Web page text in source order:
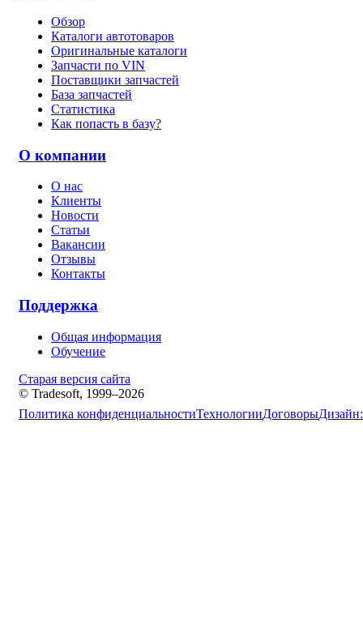
Обзор
Каталоги автотоваров
Оригинальные каталоги
Запчасти по VIN
Поставщики запчастей
База запчастей
Статистика
Как попасть в базу?
О компании
О нас
Клиенты
Новости
Статьи
Вакансии
Отзывы
Контакты
Поддержка
Общая информация
Обучение
Старая версия сайта
© Tradesoft, 1999–2026
Политика конфиденциальностиТехнологииДоговорыДизайн: